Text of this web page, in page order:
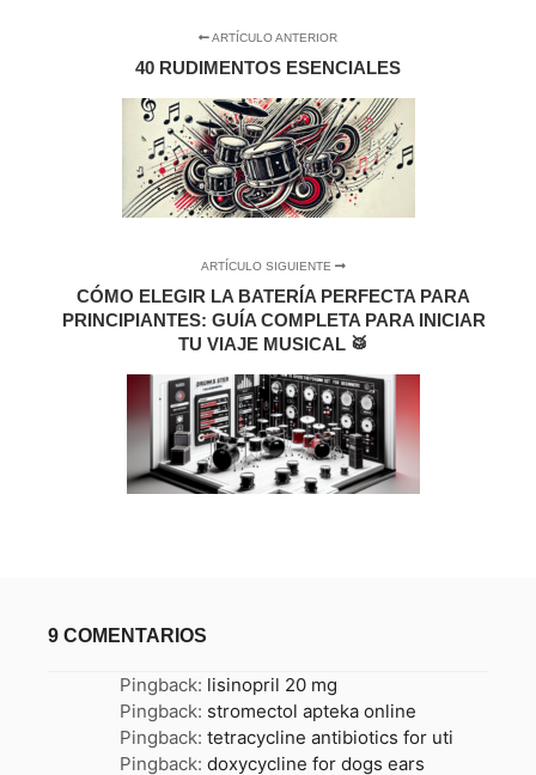
ARTÍCULO ANTERIOR
40 RUDIMENTOS ESENCIALES
ARTÍCULO SIGUIENTE
CÓMO ELEGIR LA BATERÍA PERFECTA PARA
PRINCIPIANTES: GUÍA COMPLETA PARA INICIAR
TU VIAJE MUSICAL 🥁
9 COMENTARIOS
Pingback: lisinopril 20 mg
Pingback: stromectol apteka online
Pingback: tetracycline antibiotics for uti
Pingback: doxycycline for dogs ears